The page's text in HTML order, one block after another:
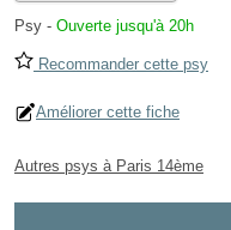
Psy - Ouverte jusqu'à 20h
Recommander cette psy
Améliorer cette fiche
Autres psys à Paris 14ème